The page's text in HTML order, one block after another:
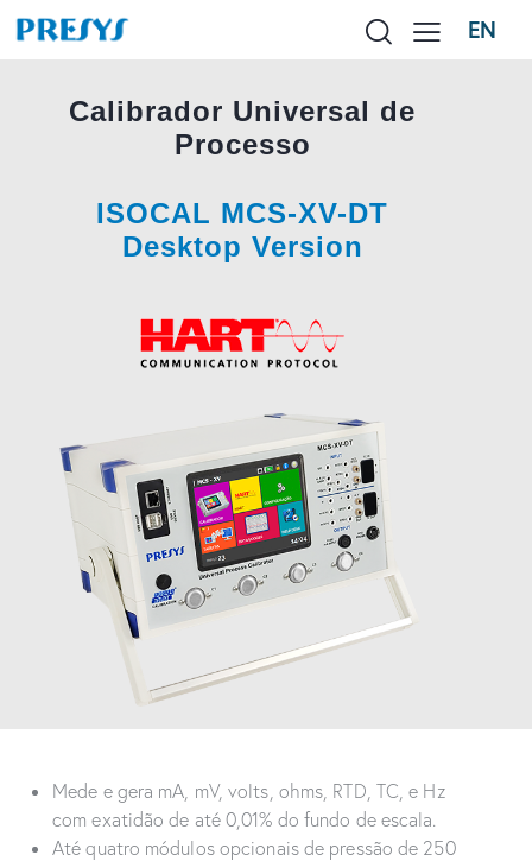
EN
Calibrador Universal de
Processo
ISOCAL MCS-XV-DT
Desktop Version
Mede e gera mA, mV, volts, ohms, RTD, TC, e Hz
com exatidão de até 0,01% do fundo de escala.
Até quatro módulos opcionais de pressão de 250